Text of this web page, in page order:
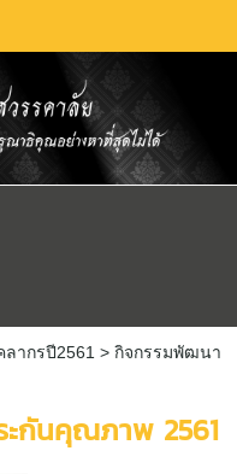
ากรปี2561 > กิจกรรมพัฒนา
กันคุณภาพ 2561